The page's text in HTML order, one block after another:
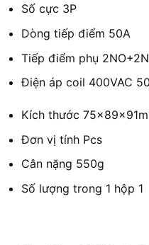
Số cực 3P
Dòng tiếp điểm 50A
Tiếp điểm phụ
Điện áp coil 400VAC
Kích thước
Đơn vị tính Pcs
Cân nặng 550g
Số lượng trong 1 hộp 1